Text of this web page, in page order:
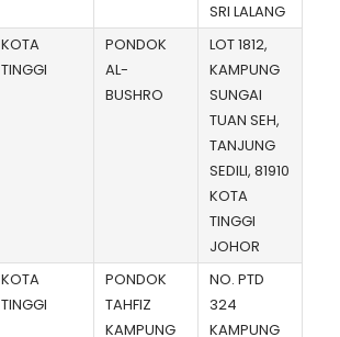
SRI LALANG
KOTA
TINGGI
PONDOK
AL-
BUSHRO
LOT 1812,
KAMPUNG
SUNGAI
TUAN SEH,
TANJUNG
SEDILI, 81910
KOTA
TINGGI
JOHOR
KOTA
TINGGI
PONDOK
TAHFIZ
KAMPUNG
NO. PTD
324
KAMPUNG